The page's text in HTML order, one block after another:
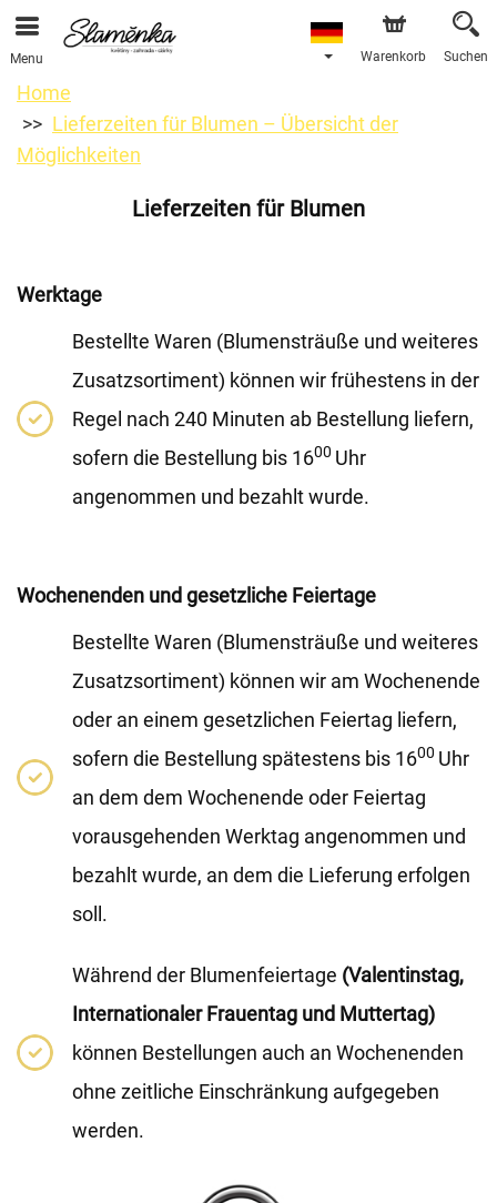
Menu Warenkorb Suchen
Home
Lieferzeiten für Blumen – Übersicht der
Möglichkeiten
Lieferzeiten für Blumen
Werktage
Bestellte Waren (Blumensträuße und weiteres
Zusatzsortiment) können wir frühestens in der
Regel nach 240 Minuten ab Bestellung liefern,
sofern die Bestellung bis 1600 Uhr
angenommen und bezahlt wurde.
Wochenenden und gesetzliche Feiertage
Bestellte Waren (Blumensträuße und weiteres
Zusatzsortiment) können wir am Wochenende
oder an einem gesetzlichen Feiertag liefern,
sofern die Bestellung spätestens bis 1600 Uhr
an dem dem Wochenende oder Feiertag
vorausgehenden Werktag angenommen und
bezahlt wurde, an dem die Lieferung erfolgen
soll.
Während der Blumenfeiertage (Valentinstag,
Internationaler Frauentag und Muttertag)
können Bestellungen auch an Wochenenden
ohne zeitliche Einschränkung aufgegeben
werden.